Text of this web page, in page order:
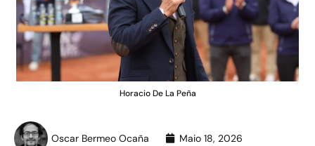
Horacio De La Peña
Oscar Bermeo Ocaña Maio 18, 2026